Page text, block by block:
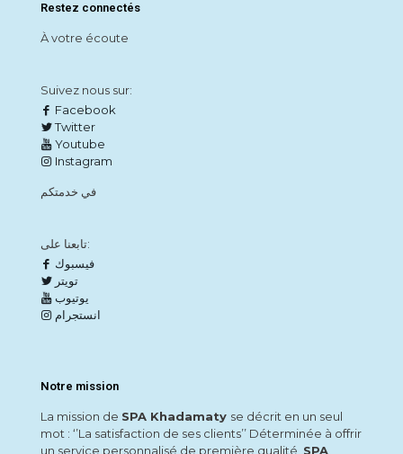
Restez connectés
À votre écoute
Suivez nous sur:
Facebook
Twitter
Youtube
Instagram
في خدمتكم
تابعنا على:
فيسبوك
تويتر
يوتيوب
انستجرام
Notre mission
La mission de SPA Khadamaty se décrit en un seul
mot : ‘’La satisfaction de ses clients’’ Déterminée à offrir
un service personnalisé de première qualité, SPA